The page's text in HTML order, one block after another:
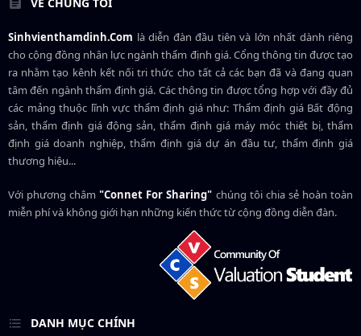
Sinhvienthamdinh.Com là diễn đàn đầu tiên và lớn nhất dành riêng
cho cộng đồng nhân lực ngànhthẩm định giá. Cổng thông tin được tạo
ra nhằm tạo kênh kết nối tri thức cho tất cả các bạn đã và đang quan
tâm đến ngành thẩm định giá. Các thông tin được tổng hợp với đầy đủ
các mảng thuộc lĩnh vực thẩm định giá như: Thẩm định giá Bất động
sản, thẩm định giá động sản, thẩm định giá máy móc thiết bị, thẩm
định giá doanh nghiệp, thẩm định giá dự án đầu tư, thẩm định giá
thương hiệu...
Với phương châm"Connet For Sharing" chúng tôi chia sẻ hoàn toàn
miễn phí và không giới hạn những kiến thức từ cộng đồng diễn đàn.
DANH MỤC CHÍNH